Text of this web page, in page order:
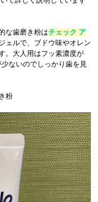
な歯磨き粉はチェック ア
ェルで、ブドウ味やオレン
。大人用はフッ素濃度が
ないのでしっかり歯を見
粉